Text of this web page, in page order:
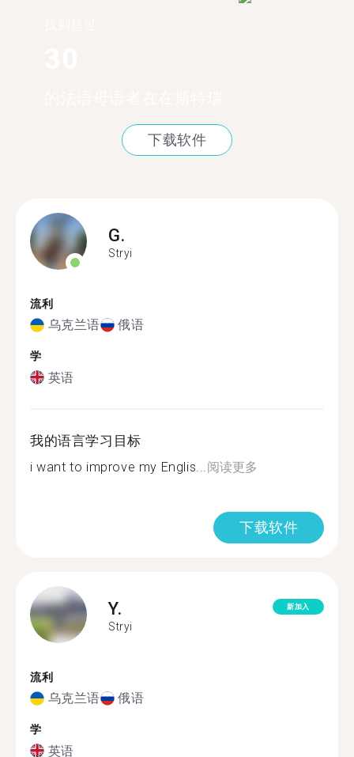
下载软件
G.
Stryi
流利
乌克兰语 俄语
学
英语
我的语言学习目标
i want to improve my Englis... 阅读更多
下载软件
Y.
Stryi
新加入
流利
乌克兰语 俄语
学
英语